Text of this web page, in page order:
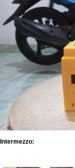
Intermezzo: